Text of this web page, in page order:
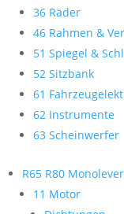
36 Räder
46 Rahmen &
51 Spiegel &
52 Sitzbank
61
62 Instrumente
63 Scheinwerfer
R65 R80
11 Motor